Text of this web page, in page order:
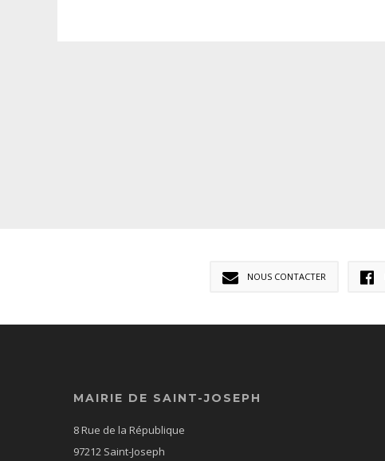
NOUS CONTACTER
MAIRIE DE SAINT-JOSEPH
8 Rue de la République
97212 Saint-Joseph